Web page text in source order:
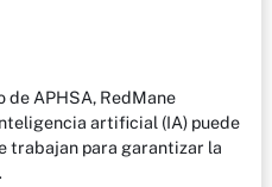
APHSA, RedMane
artificial (IA) puede
trabajan para garantizar la